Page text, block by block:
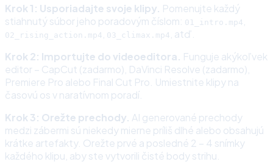
Krok 1: Usporiadajte svoje klipy. Pomenujte každý
stiahnutý súbor jeho poradovým číslom: 01_intro.mp4
02_rising_action.mp4 03_climax.mp4 , atď.
Krok 2: Importujte do videoeditora. Funguje akýkoľvek
editor – CapCut (zadarmo), DaVinci Resolve (zadarmo),
Premiere Pro alebo Final Cut Pro. Umiestnite klipy na
časovú os v naratívnom poradí.
Krok 3: Orežte prechody. AI generované prechody
medzi zábermi sú niekedy mierne príliš dlhé alebo obsahujú
krátke artefakty. Orežte prvé a posledné 2 – 4 snímky
každého klipu, aby ste vytvorili čisté body strihu.